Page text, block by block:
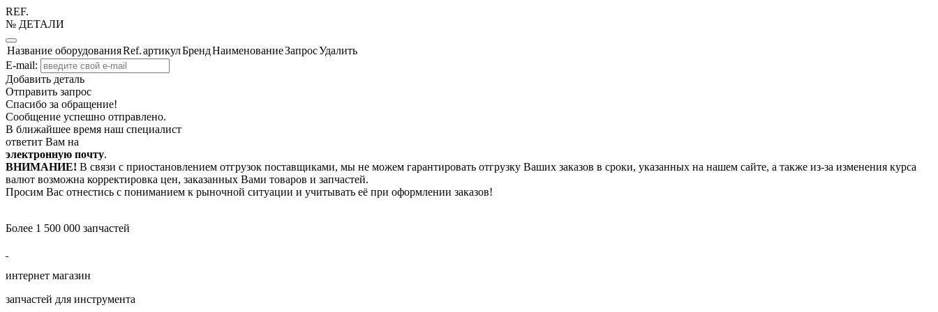
REF.
№ ДЕТАЛИ
Название оборудованияRef.артикулБрендНаименованиеЗапросУдалить
E-mail:
Добавить деталь
Отправить запрос
Спасибо за обращение!
Сообщение успешно отправлено.
В ближайшее время наш специалист
ответит Вам на
электронную почту.
ВНИМАНИЕ! В связи с приостановлением отгрузок поставщиками, мы не можем гарантировать отгрузку Ваших заказов в сроки, указанных на нашем сайте, а также из-за изменения курса
валют возможна корректировка цен, заказанных Вами товаров и запчастей.
Просим Вас отнестись с пониманием к рыночной ситуации и учитывать её при оформлении заказов!
Более 1 500 000 запчастей
интернет магазин
запчастей для инструмента